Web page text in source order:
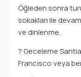
Öğleden sonra
sokakları ile
ve dinlenme.
? Geceleme
Francisco veya